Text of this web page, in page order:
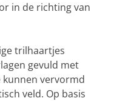
in de richting van
trilhaartjes
gevuld met
kunnen vervormd
veld. Op basis